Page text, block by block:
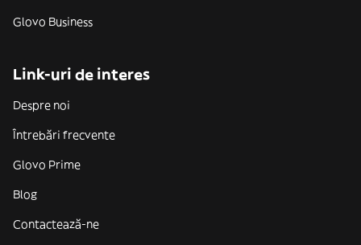
Glovo Business
Link-uri de interes
Despre noi
Întrebări frecvente
Glovo Prime
Blog
Contactează-ne